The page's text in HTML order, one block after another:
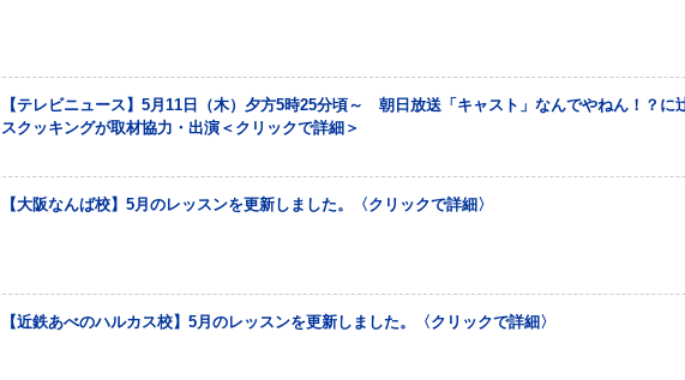
【テレビニュース】5月11日（木）夕方5時25分頃～ 朝日放送「キャスト」なんでやねん！？に
スクッキングが取材協力・出演＜クリックで詳細＞
【大阪なんば校】5月のレッスンを更新しました。〈クリックで詳細〉
【近鉄あべのハルカス校】5月のレッスンを更新しました。〈クリックで詳細〉